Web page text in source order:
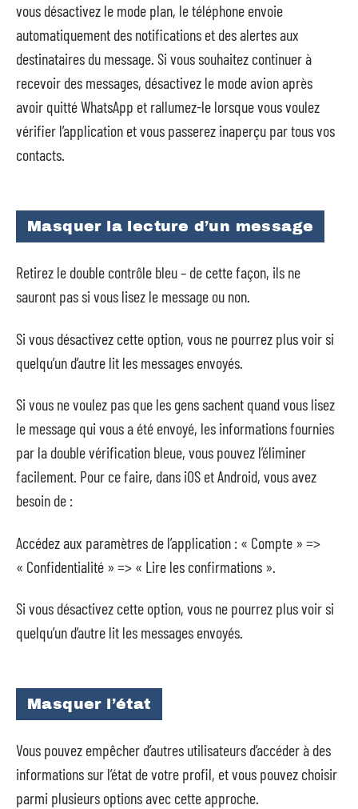
vous désactivez le mode plan, le téléphone envoie
automatiquement des notifications et des alertes aux
destinataires du message. Si vous souhaitez continuer à
recevoir des messages, désactivez le mode avion après
avoir quitté WhatsApp et rallumez-le lorsque vous voulez
vérifier l’application et vous passerez inaperçu par tous vos
contacts.
Masquer la lecture d’un message
Retirez le double contrôle bleu – de cette façon, ils ne
sauront pas si vous lisez le message ou non.
Si vous désactivez cette option, vous ne pourrez plus voir si
quelqu’un d’autre lit les messages envoyés.
Si vous ne voulez pas que les gens sachent quand vous lisez
le message qui vous a été envoyé, les informations fournies
par la double vérification bleue, vous pouvez l’éliminer
facilement. Pour ce faire, dans iOS et Android, vous avez
besoin de :
Accédez aux paramètres de l’application : « Compte » =>
« Confidentialité » => « Lire les confirmations ».
Si vous désactivez cette option, vous ne pourrez plus voir si
quelqu’un d’autre lit les messages envoyés.
Masquer l’état
Vous pouvez empêcher d’autres utilisateurs d’accéder à des
informations sur l’état de votre profil, et vous pouvez choisir
parmi plusieurs options avec cette approche.